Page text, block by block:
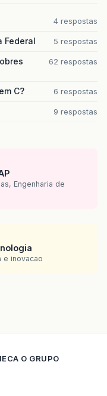
4 respostas
Federal 5 respostas
62 respostas
C? 6 respostas
9 respostas
Engenharia de
e inovacao
O GRUPO